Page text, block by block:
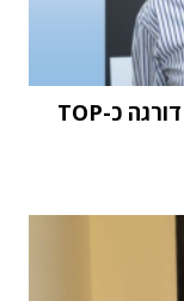
מחקר STKI השנתי: וואן טכנולוגיות דורגה כ-TOP